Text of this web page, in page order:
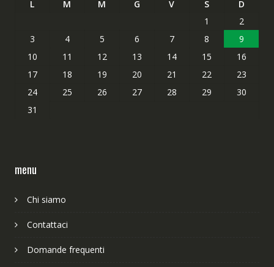
L M M G V S
D
1
2
3
4 5 6 7 8
9
10
11 12 13 14 15
16
17
18 19 20 21 22
23
24
25 26 27 28 29
30
31
menu
Chi siamo
Contattaci
Domande frequenti